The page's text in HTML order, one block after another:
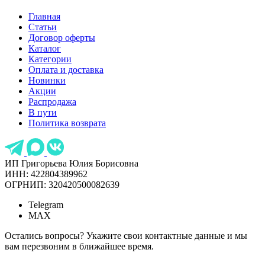
Главная
Статьи
Договор оферты
Каталог
Категории
Оплата и доставка
Новинки
Акции
Распродажа
В пути
Политика возврата
ИП Григорьева Юлия Борисовна
ИНН: 422804389962
ОГРНИП: 320420500082639
Telegram
MAX
Остались вопросы? Укажите свои контактные данные и мы
вам перезвоним в ближайшее время.